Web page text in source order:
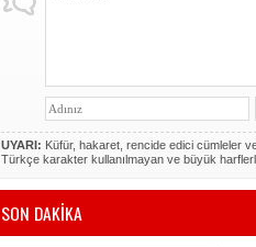
UYARI: Küfür, hakaret, rencide edici cümleler
Türkçe karakter kullanılmayan ve büyük
SON DAKİKA